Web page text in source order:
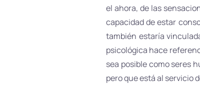
el ahora, de las
capacidad de estar
también estaría
psicológica hace
sea posible como seres
pero que está al servicio